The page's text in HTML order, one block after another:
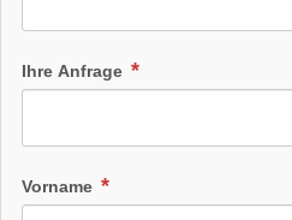
Ihre Anfrage
Vorname